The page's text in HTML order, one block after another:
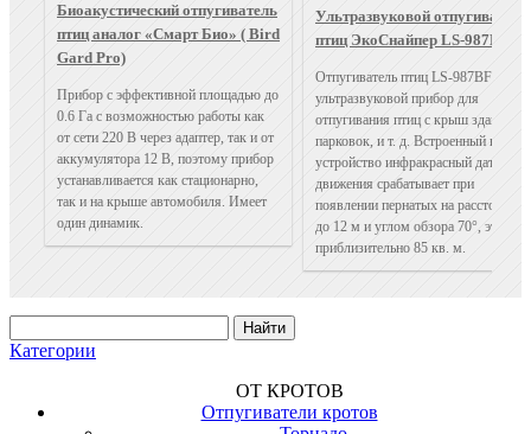
Биоакустический отпугиватель
птиц аналог «Смарт Био» ( Bird
Gard Pro)
Прибор с эффективной площадью до
0.6 Га с возможностью работы как
от сети 220 В через адаптер, так и от
аккумулятора 12 В, поэтому прибор
устанавливается как стационарно,
так и на крыше автомобиля. Имеет
один динамик.
Ультразвуковой отпугиватель
птиц ЭкоСнайпер LS-987BF
Отпугиватель птиц LS-987BF — это
ультразвуковой прибор для
отпугивания птиц с крыш зданий, с
парковок, и т. д. Встроенный в
устройство инфракрасный датчик
движения срабатывает при
появлении пернатых на расстоянии
до 12 м и углом обзора 70°, это
приблизительно 85 кв. м.
Категории
ОТ КРОТОВ
Отпугиватели кротов